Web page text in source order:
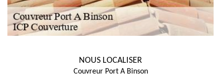
NOUS LOCALISER
Couvreur Port A Binson